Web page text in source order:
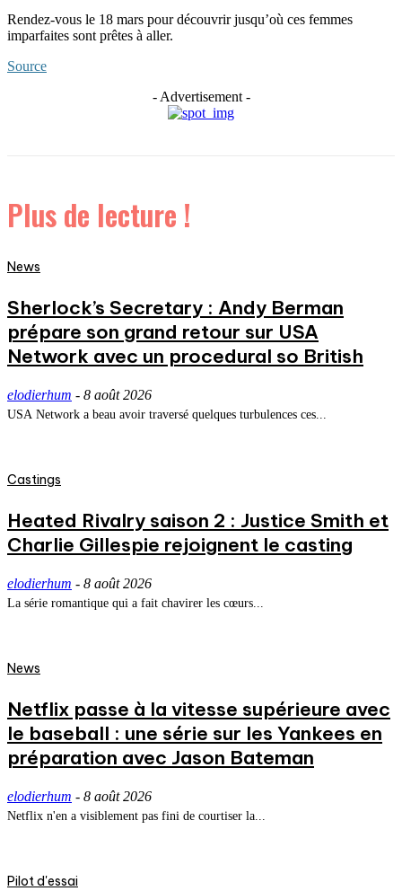
Rendez-vous le 18 mars pour découvrir jusqu’où ces femmes
imparfaites sont prêtes à aller.
Source
- Advertisement -
Plus de lecture !
News
Sherlock’s Secretary : Andy Berman
prépare son grand retour sur USA
Network avec un procedural so British
elodierhum - 8 août 2026
USA Network a beau avoir traversé quelques turbulences ces...
Castings
Heated Rivalry saison 2 : Justice Smith et
Charlie Gillespie rejoignent le casting
elodierhum - 8 août 2026
La série romantique qui a fait chavirer les cœurs...
News
Netflix passe à la vitesse supérieure avec
le baseball : une série sur les Yankees en
préparation avec Jason Bateman
elodierhum - 8 août 2026
Netflix n'en a visiblement pas fini de courtiser la...
Pilot d'essai